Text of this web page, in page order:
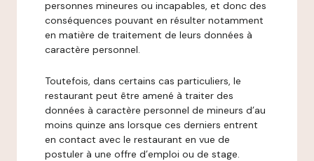
personnes mineures ou incapables, et donc des
conséquences pouvant en résulter notamment
en matière de traitement de leurs données à
caractère personnel.
Toutefois, dans certains cas particuliers, le
restaurant peut être amené à traiter des
données à caractère personnel de mineurs d’au
moins quinze ans lorsque ces derniers entrent
en contact avec le restaurant en vue de
postuler à une offre d’emploi ou de stage.